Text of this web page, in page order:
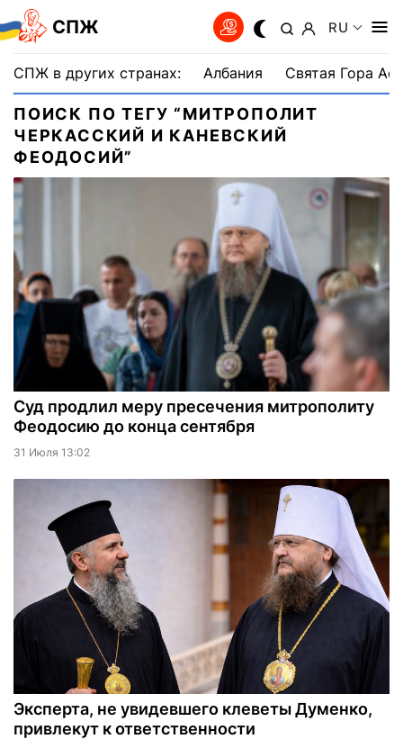
СПЖ RU
СПЖ в других странах: Албания Святая Гора
ПОИСК ПО ТЕГУ “МИТРОПОЛИТ
ЧЕРКАССКИЙ И КАНЕВСКИЙ
ФЕОДОСИЙ”
Суд продлил меру пресечения митрополиту
Феодосию до конца сентября
31 Июля 13:02
Эксперта, не увидевшего клеветы Думенко,
привлекут к ответственности